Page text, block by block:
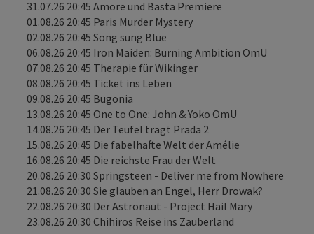
31.07.26 20:45 Amore und Basta Premiere
01.08.26 20:45 Paris Murder Mystery
02.08.26 20:45 Song sung Blue
06.08.26 20:45 Iron Maiden: Burning Ambition OmU
07.08.26 20:45 Therapie für Wikinger
08.08.26 20:45 Ticket ins Leben
09.08.26 20:45 Bugonia
13.08.26 20:45 One to One: John & Yoko OmU
14.08.26 20:45 Der Teufel trägt Prada 2
15.08.26 20:45 Die fabelhafte Welt der Amélie
16.08.26 20:45 Die reichste Frau der Welt
20.08.26 20:30 Springsteen - Deliver me from Nowhere
21.08.26 20:30 Sie glauben an Engel, Herr Drowak?
22.08.26 20:30 Der Astronaut - Project Hail Mary
23.08.26 20:30 Chihiros Reise ins Zauberland